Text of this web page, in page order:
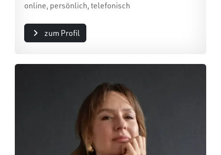
online, persönlich, telefonisch
zum Profil